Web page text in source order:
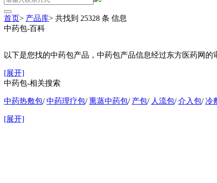
首页> 产品库> 共找到 25328 条 信息
中药包-百科
以下是您找的中药包产品，中药包产品信息经过东方医药网
[展开]
中药包-相关搜索
中药热敷包/ 中药理疗包/ 熏蒸中药包/ 产包/ 人流包/ 介入包/ 冷
[展开]